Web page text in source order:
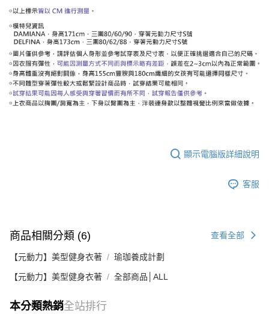
顯示電腦版詳細說明
客服
商品相關分類 (6) 查看全部
【元動力】美型健身衣著 瑜珈養成計劃
【元動力】美型健身衣著 全部商品│ALL
本分類熱銷全站排行